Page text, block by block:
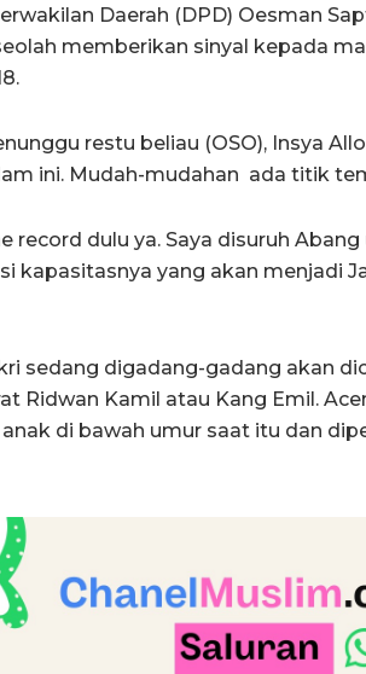
Daerah (DPD) Oesman
memberikan sinyal kepada
restu beliau (OSO), Insya
ini. Mudah-mudahan ada titik
record dulu ya. Saya disuruh
kapasitasnya yang akan menjadi
sedang digadang-gadang akan
Ridwan Kamil atau Kang Emil.
di bawah umur saat itu dan